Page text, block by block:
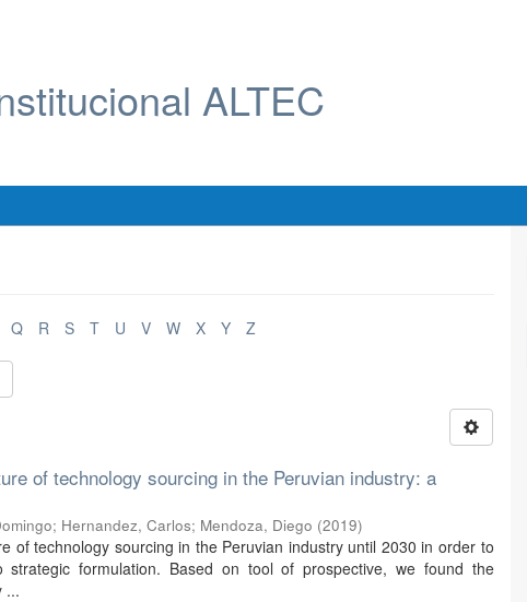
ALTEC
Q R S T U V W X Y Z
of technology sourcing in the Peruvian industry: a
; Hernandez, Carlos; Mendoza, Diego (2019)
of technology sourcing in the Peruvian industry until 2030 in order to
strategic formulation. Based on tool of prospective, we found the
...